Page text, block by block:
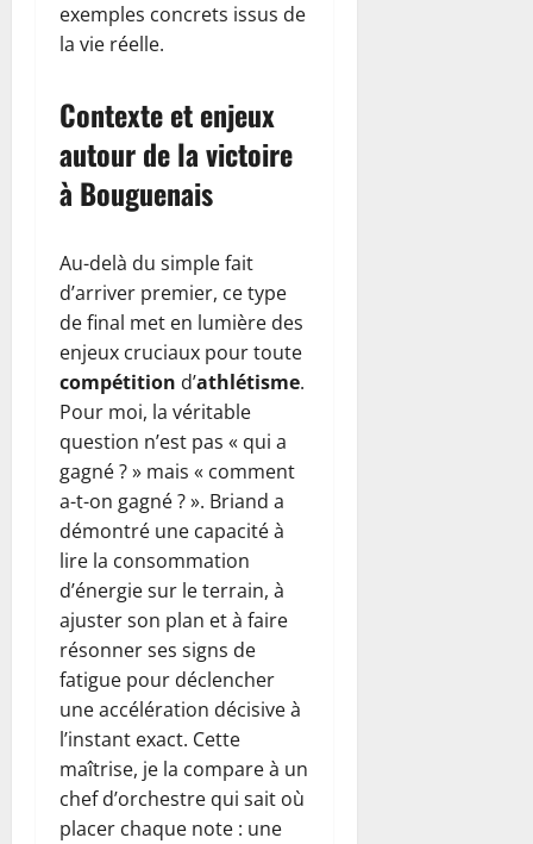
exemples concrets issus de
la vie réelle.
Contexte et enjeux
autour de la victoire
à Bouguenais
Au-delà du simple fait
d’arriver premier, ce type
de final met en lumière des
enjeux cruciaux pour toute
compétition d’athlétisme.
Pour moi, la véritable
question n’est pas « qui a
gagné ? » mais « comment
a-t-on gagné ? ». Briand a
démontré une capacité à
lire la consommation
d’énergie sur le terrain, à
ajuster son plan et à faire
résonner ses signs de
fatigue pour déclencher
une accélération décisive à
l’instant exact. Cette
maîtrise, je la compare à un
chef d’orchestre qui sait où
placer chaque note : une